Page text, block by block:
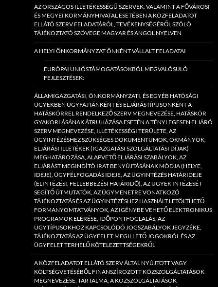
AZ ORSZÁGOS ILLETÉKESSÉGŰ SZERVEK, VALAMINT A FŐVÁROSI
ÉS MEGYEI KORMÁNYHIVATAL ESETÉBEN A KÖZFELADATOT
ELLÁTÓ SZERV FELADATÁRÓL, TEVÉKENYSÉGÉRŐL SZÓLÓ
TÁJÉKOZTATÓ SZÖVEGE MAGYAR ÉS ANGOL NYELVEN
A HELYI ÖNKORMÁNYZAT ÖNKÉNT VÁLLALT FELADATAI
EURÓPAI UNIÓSTÁMOGATÁSOKBÓL MEGVALÓSULÓ
FEJLESZTÉSEK:
ÁLLAMIGAZGATÁSI, ÖNKORMÁNYZATI, ÉS EGYÉB HATÓSÁGI
ÜGYEKBEN ÜGYFAJTÁNKÉNT ÉS ELJÁRÁSTÍPUSONKÉNT A
HATÁSKÖRREL RENDELKEZŐ SZERV MEGNEVEZÉSE, HATÁSKÖR
GYAKORLÁSÁNAK ÁTRUHÁZÁSA ESETÉN A TÉNYLEGESEN ELJÁRÓ
SZERV MEGNEVEZÉSE, ILLETÉKESSÉGI TERÜLETE, AZ
ÜGYINTÉZÉSHEZ SZÜKSÉGES DOKUMENTUMOK, OKMÁNYOK,
ELJÁRÁSI ILLETÉKEK (IGAZGATÁSI SZOLGÁLTATÁSI DÍJAK)
MEGHATÁROZÁSA, ALAPVETŐ ELJÁRÁSI SZABÁLYOK, AZ
ELJÁRÁST MEGINDÍTÓ IRAT BENYÚJTÁSÁNAK MÓDJA (HELYE,
IDEJE), ÜGYFÉLFOGADÁS IDEJE, AZ ÜGYINTÉZÉS HATÁRIDEJE
(ELINTÉZÉSI, FELLEBBEZÉSI HATÁRIDŐ), AZ ÜGYEK INTÉZÉSÉT
SEGÍTŐ ÚTMUTATÓK, AZ ÜGYMENETRE VONATKOZÓ
TÁJÉKOZTATÁS ÉS AZ ÜGYINTÉZÉSHEZ HASZNÁLT LETÖLTHETŐ
FORMANYOMTATVÁNYOK, AZ IGÉNYBE VEHETŐ ELEKTRONIKUS
PROGRAMOK ELÉRÉSE, IDŐPONTFOGLALÁS, AZ
ÜGYTÍPUSOKHOZ KAPCSOLÓDÓ JOGSZABÁLYOK JEGYZÉKE,
TÁJÉKOZTATÁS AZ ÜGYFELET MEGILLETŐ JOGOKRÓL ÉS AZ
ÜGYFELET TERHELŐ KÖTELEZETTSÉGEKRŐL
A KÖZFELADATOT ELLÁTÓ SZERV ÁLTAL NYÚJTOTT VAGY
KÖLTSÉGVETÉSÉBŐL FINANSZÍROZOTT KÖZSZOLGÁLTATÁSOK
MEGNEVEZÉSE, TARTALMA, A KÖZSZOLGÁLTATÁSOK